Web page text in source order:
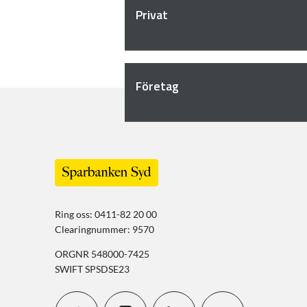
Privat
Företag
Ring oss: 0411-82 20 00
Clearingnummer: 9570
ORGNR 548000-7425
SWIFT SPSDSE23